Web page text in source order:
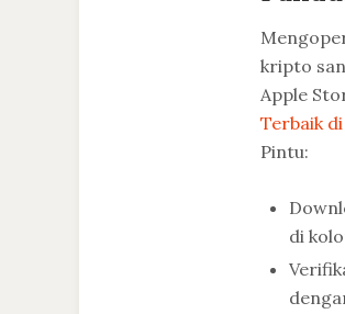
kripto
Apple
Terbaik
Pintu:
di